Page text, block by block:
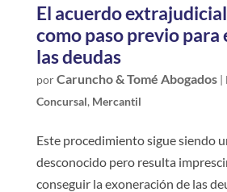
El acuerdo
como paso previo para
las deudas
porCaruncho & Tomé Abogados|
Concursal, Mercantil
Este procedimiento sigue siendo
desconocido pero resulta
conseguir la exoneración de las